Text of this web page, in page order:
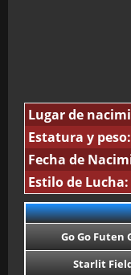
Lugar de
Estatura y peso:
Fecha de
Estilo de Lucha:
Go Go Futen
Starlit